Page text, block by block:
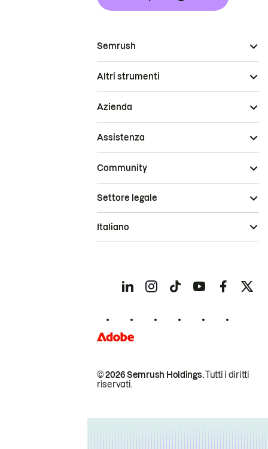
Semrush
Altri strumenti
Azienda
Assistenza
Community
© 2026 Semrush Holdings.Tutti i diritti
riservati.
Settore legale
Italiano